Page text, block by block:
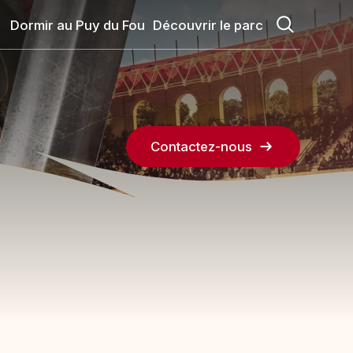
Dormir au Puy du Fou Découvrir le parc
Contactez-nous